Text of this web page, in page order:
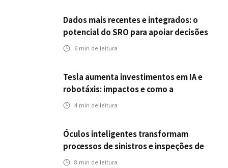
Dados mais recentes e integrados: o
potencial do SRO para apoiar decisões
nas seguradoras
6 min de leitura
Tesla aumenta investimentos em IA e
robotáxis: impactos e como a
mobilidade autônoma transforma o
4 min de leitura
Óculos inteligentes transformam
processos de sinistros e inspeções de
seguros
8 min de leitura